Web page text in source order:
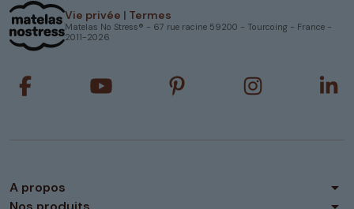
Vie privée | Termes
Matelas No Stress® - 67 rue racine 59200 - Tourcoing - France -
2011-2026
A propos arrow_drop_down